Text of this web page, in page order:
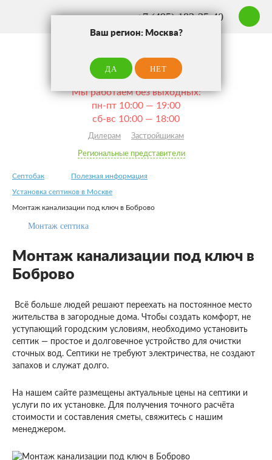
Ваш регион: Москва?
ДА НЕТ
+7 (495) 183-35-40
Ваш город: Москва
Мы работаем без выходных:
пн-пт 10:00 — 19:00
сб-вс 10:00 — 18:00
Дилерам Застройщикам
Региональные представители
Септобак Полезная информация
Установка септиков в Москве
Монтаж канализации под ключ в Боброво
Монтаж септика
Монтаж канализации под ключ в
Боброво
Всё больше людей решают переехать на постоянное место
жительства в загородные дома. Чтобы создать комфорт, не
уступающий городским условиям, необходимо установить
септик — простое и долговечное устройство для очистки
сточных вод. Септики не требуют электричества, не создают
запахов и служат долго.
На нашем сайте размещены актуальные цены на септики и
услуги по их установке. Для получения точного расчёта
стоимости и составления сметы, свяжитесь с нашим
менеджером.